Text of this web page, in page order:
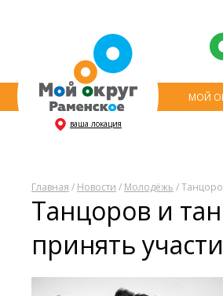
ваша локация
МОЙ
Главная / Новости / Молодёжь /
Танцоров и
принять